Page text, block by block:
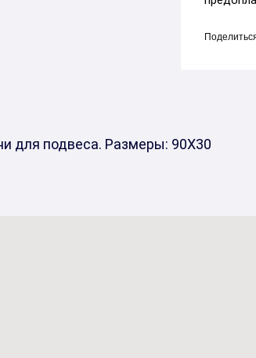
для подвеса. Размеры: 90X30